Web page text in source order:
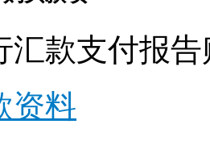
汇款支付报
资料